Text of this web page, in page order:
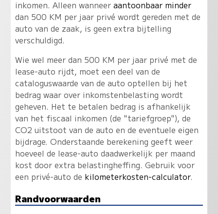
inkomen. Alleen wanneer aantoonbaar minder
dan 500 KM per jaar privé wordt gereden met de
auto van de zaak, is geen extra bijtelling
verschuldigd.
Wie wel meer dan 500 KM per jaar privé met de
lease-auto rijdt, moet een deel van de
cataloguswaarde van de auto optellen bij het
bedrag waar over inkomstenbelasting wordt
geheven. Het te betalen bedrag is afhankelijk
van het fiscaal inkomen (de "tariefgroep"), de
CO2 uitstoot van de auto en de eventuele eigen
bijdrage. Onderstaande berekening geeft weer
hoeveel de lease-auto daadwerkelijk per maand
kost door extra belastingheffing. Gebruik voor
een privé-auto de kilometerkosten-calculator.
Randvoorwaarden